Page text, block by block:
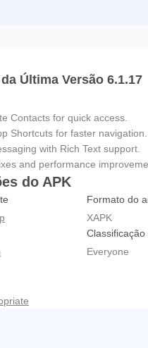
Última Versão 6.1.17
Contacts for quick access.
Shortcuts for faster navigation.
with Rich Text support.
and performance
do APK
Formato do
XAPK
Everyone